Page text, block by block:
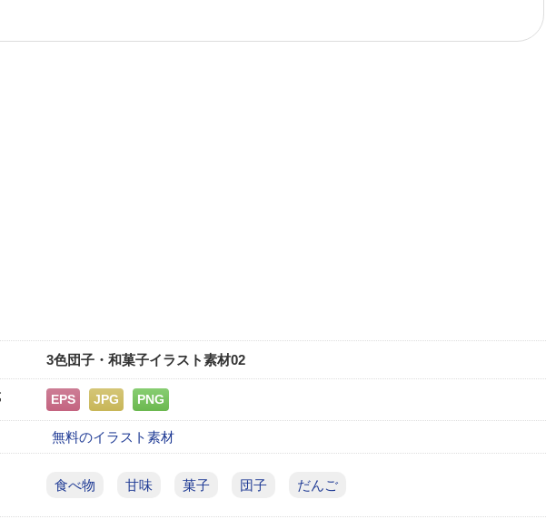
3色団子・和菓子イラスト素材02
EPS JPG PNG
無料のイラスト素材
食べ物 甘味 菓子 団子 だんご